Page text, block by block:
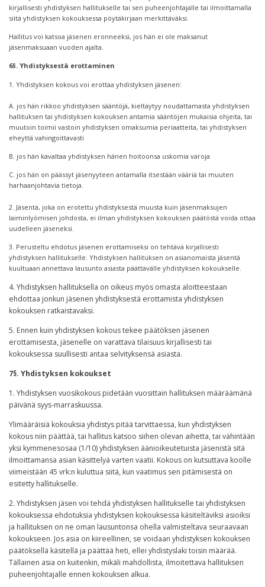
kirjallisesti yhdistyksen hallitukselle tai sen puheenjohtajalle tai ilmoittamalla
siitä yhdistyksen kokouksessa pöytäkirjaan merkittäväksi.
Hallitus voi katsoa jäsenen eronneeksi, jos hän ei ole maksanut
jäsenmaksuaan vuoden ajalta.
6§. Yhdistyksestä erottaminen
1. Yhdistyksen kokous voi erottaa yhdistyksen jäsenen:
A. jos hän rikkoo yhdistyksen sääntöjä, kieltäytyy noudattamasta yhdistyksen
hallituksen tai yhdistyksen kokouksen antamia sääntöjen mukaisia ohjeita, tai
muutoin toimii vastoin yhdistyksen omaksumia periaatteita, tai yhdistyksen
eheyttä vahingoittavasti
B. jos hän kavaltaa yhdistyksen hänen hoitoonsa uskomia varoja
C. jos hän on päässyt jäsenyyteen antamalla itsestään vääriä tai muuten
harhaanjohtavia tietoja.
2. Jäsentä, joka on erotettu yhdistyksestä muusta kuin jäsenmaksujen
laiminlyömisen johdosta, ei ilman yhdistyksen kokouksen päätöstä voida ottaa
uudelleen jäseneksi.
3. Perusteltu ehdotus jäsenen erottamiseksi on tehtävä kirjallisesti
yhdistyksen hallitukselle. Yhdistyksen hallituksen on asianomaista jäsentä
kuultuaan annettava lausunto asiasta päättävälle yhdistyksen kokoukselle.
4. Yhdistyksen hallituksella on oikeus myös omasta aloitteestaan
ehdottaa jonkun jäsenen yhdistyksestä erottamista yhdistyksen
kokouksen ratkaistavaksi.
5. Ennen kuin yhdistyksen kokous tekee päätöksen jäsenen
erottamisesta, jäsenelle on varattava tilaisuus kirjallisesti tai
kokouksessa suullisesti antaa selvityksensä asiasta.
7§. Yhdistyksen kokoukset
1. Yhdistyksen vuosikokous pidetään vuosittain hallituksen määräämänä
päivänä syys-marraskuussa.
Ylimääräisiä kokouksia yhdistys pitää tarvittaessa, kun yhdistyksen
kokous niin päättää, tai hallitus katsoo siihen olevan aihetta, tai vähintään
yksi kymmenesosaa (1/10) yhdistyksen äänioikeutetuista jäsenistä sitä
ilmoittamansa asian käsittelyä varten vaatii. Kokous on kutsuttava koolle
viimeistään 45 vrk:n kuluttua siitä, kun vaatimus sen pitämisestä on
esitetty hallitukselle.
2. Yhdistyksen jäsen voi tehdä yhdistyksen hallitukselle tai yhdistyksen
kokouksessa ehdotuksia yhdistyksen kokouksessa käsiteltäviksi asioiksi
ja hallituksen on ne oman lausuntonsa ohella valmisteltava seuraavaan
kokoukseen. Jos asia on kiireellinen, se voidaan yhdistyksen kokouksen
päätöksellä käsitellä ja päättää heti, ellei yhdistyslaki toisin määrää.
Tällainen asia on kuitenkin, mikäli mahdollista, ilmoitettava hallituksen
puheenjohtajalle ennen kokouksen alkua.